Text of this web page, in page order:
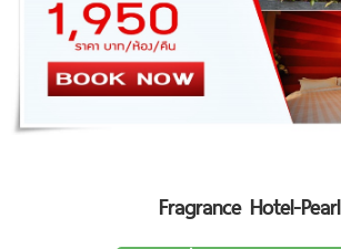
Fragrance Hotel-Pearl